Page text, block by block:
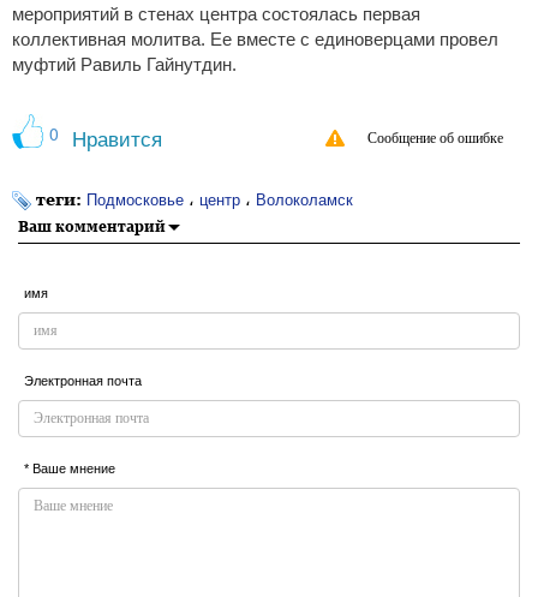
мероприятий в стенах центра состоялась первая
коллективная молитва. Ее вместе с единоверцами провел
муфтий Равиль Гайнутдин.
0 Нравится Сообщение об ошибке
теги: Подмосковье ، центр ، Волоколамск
Ваш комментарий
имя
Электронная почта
* Ваше мнение